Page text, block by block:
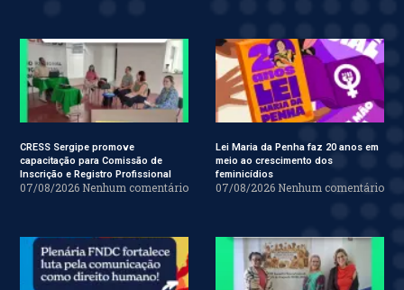
CRESS Sergipe promove
capacitação para Comissão de
Inscrição e Registro Profissional
07/08/2026 Nenhum comentário
Lei Maria da Penha faz 20 anos em
meio ao crescimento dos
feminicídios
07/08/2026 Nenhum comentário